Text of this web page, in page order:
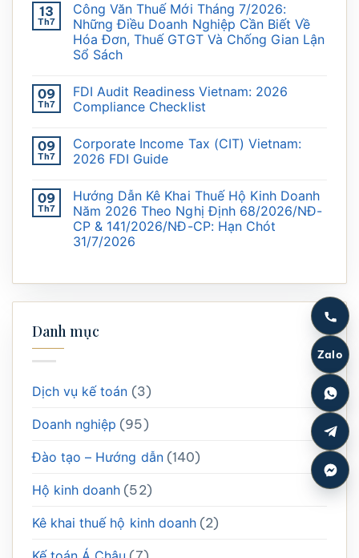
13
Th7
Công Văn Thuế Mới Tháng 7/2026:
Những Điều Doanh Nghiệp Cần Biết Về
Hóa Đơn, Thuế GTGT Và Chống Gian Lận
Sổ Sách
09
Th7
FDI Audit Readiness Vietnam: 2026
Compliance Checklist
09
Th7
Corporate Income Tax (CIT) Vietnam:
2026 FDI Guide
09
Th7
Hướng Dẫn Kê Khai Thuế Hộ Kinh Doanh
Năm 2026 Theo Nghị Định 68/2026/NĐ-
CP & 141/2026/NĐ-CP: Hạn Chót
31/7/2026
Danh mục
Dịch vụ kế toán (3)
Doanh nghiệp (95)
Đào tạo – Hướng dẫn(140)
Hộ kinh doanh (52)
Kê khai thuế hộ kinh doanh(2)
Zalo